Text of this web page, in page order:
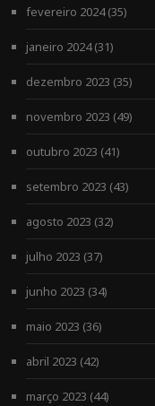
fevereiro 2024(35)
janeiro 2024(31)
dezembro 2023 (35)
novembro 2023 (49)
outubro 2023 (41)
setembro 2023 (43)
agosto 2023 (32)
julho 2023 (37)
junho 2023 (34)
maio 2023 (36)
abril 2023 (42)
março 2023 (44)